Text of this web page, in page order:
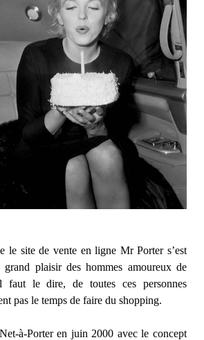
le site de vente en ligne Mr Porter s’est
plaisir des hommes amoureux de
faut le dire, de toutes ces personnes
pas le temps de faire du shopping.
à-Porter en juin 2000 avec le concept